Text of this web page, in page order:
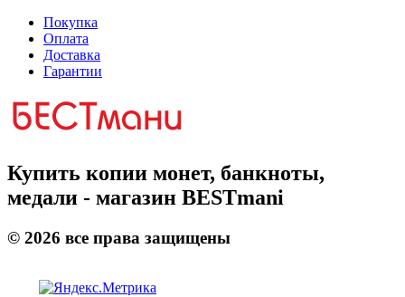
Покупка
Оплата
Доставка
Гарантии
Купить копии монет, банкноты,
медали - магазин BESTmani
© 2026 все права защищены